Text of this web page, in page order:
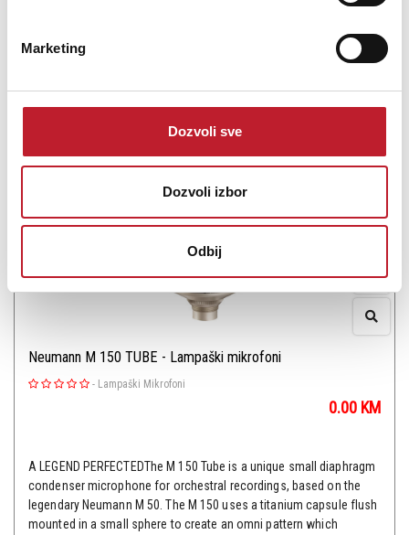
Marketing
Dozvoli sve
Dozvoli izbor
Odbij
PROVJERITE DOSTUPNOST
Neumann M 150 TUBE - Lampaški mikrofoni
- Lampaški Mikrofoni
0.00 KM
A LEGEND PERFECTEDThe M 150 Tube is a unique small diaphragm
condenser microphone for orchestral recordings, based on the
legendary Neumann M 50. The M 150 uses a titanium capsule flush
mounted in a small sphere to create an omni pattern which